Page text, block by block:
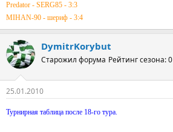
Predator - SERG85 - 3:3
MIHAN-90 - шериф - 3:4
DymitrKorybut
Старожил форума Рейтинг сезона: 0
25.01.2010
Турнирная таблица после 18-го тура.